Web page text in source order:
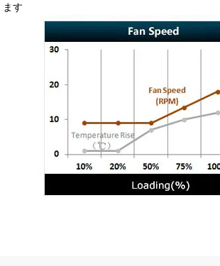
ます